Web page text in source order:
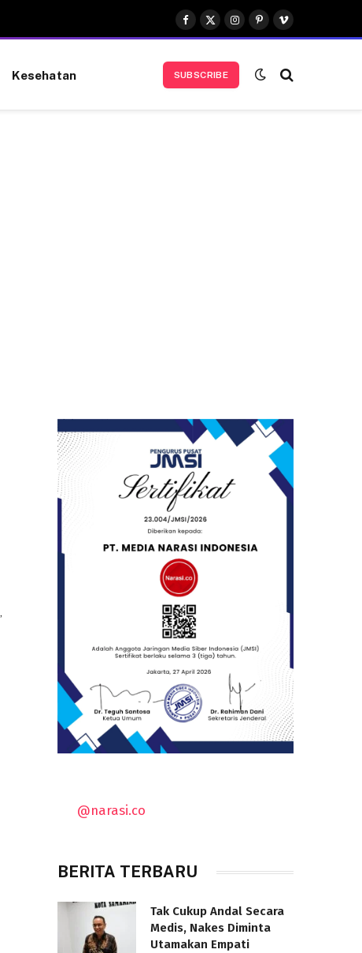
Facebook
X
(Twitter)
Instagram
Pinterest
Vimeo
Kesehatan SUBSCRIBE
@narasi.co
BERITA TERBARU
Tak Cukup Andal Secara
Medis, Nakes Diminta
Utamakan Empati